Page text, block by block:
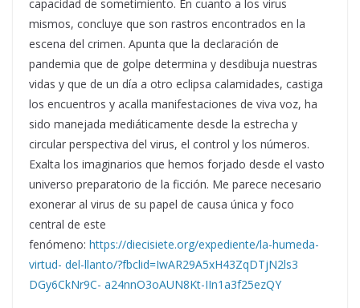
capacidad de sometimiento. En cuanto a los virus
mismos, concluye que son rastros encontrados en la
escena del crimen. Apunta que la declaración de
pandemia que de golpe determina y desdibuja nuestras
vidas y que de un día a otro eclipsa calamidades, castiga
los encuentros y acalla manifestaciones de viva voz, ha
sido manejada mediáticamente desde la estrecha y
circular perspectiva del virus, el control y los números.
Exalta los imaginarios que hemos forjado desde el vasto
universo preparatorio de la ficción. Me parece necesario
exonerar al virus de su papel de causa única y foco
central de este
fenómeno: https://diecisiete.org/expediente/la-humeda-
virtud- del-llanto/?fbclid=IwAR29A5xH43ZqDTjN2ls3
DGy6CkNr9C- a24nnO3oAUN8Kt-IIn1a3f25ezQY